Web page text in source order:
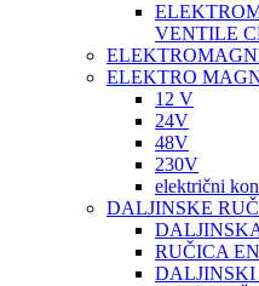
VENTILE
ELEKTRO
12 V
24V
48V
230V
električni
DALJINSKE
RUČICA
DALJINSKI